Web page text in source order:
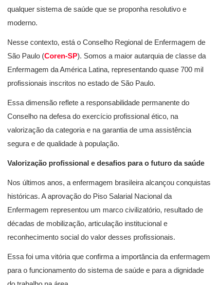
qualquer sistema de saúde que se proponha resolutivo e
moderno.
Nesse contexto, está o Conselho Regional de Enfermagem de
São Paulo (Coren-SP). Somos a maior autarquia de classe da
Enfermagem da América Latina, representando quase 700 mil
profissionais inscritos no estado de São Paulo.
Essa dimensão reflete a responsabilidade permanente do
Conselho na defesa do exercício profissional ético, na
valorização da categoria e na garantia de uma assistência
segura e de qualidade à população.
Valorização profissional e desafios para o futuro da saúde
Nos últimos anos, a enfermagem brasileira alcançou conquistas
históricas. A aprovação do Piso Salarial Nacional da
Enfermagem representou um marco civilizatório, resultado de
décadas de mobilização, articulação institucional e
reconhecimento social do valor desses profissionais.
Essa foi uma vitória que confirma a importância da enfermagem
para o funcionamento do sistema de saúde e para a dignidade